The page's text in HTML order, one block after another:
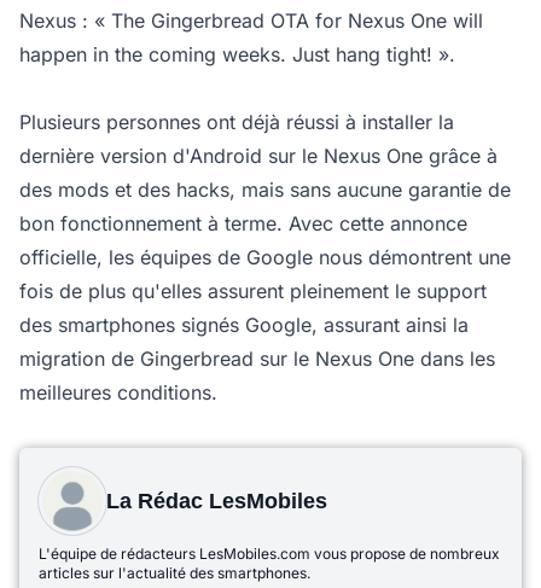
Nexus : « The Gingerbread OTA for Nexus One will
happen in the coming weeks. Just hang tight! ».
Plusieurs personnes ont déjà réussi à installer la
dernière version d'Android sur le Nexus One grâce à
des mods et des hacks, mais sans aucune garantie de
bon fonctionnement à terme. Avec cette annonce
officielle, les équipes de Google nous démontrent une
fois de plus qu'elles assurent pleinement le support
des smartphones signés Google, assurant ainsi la
migration de Gingerbread sur le Nexus One dans les
meilleures conditions.
La Rédac LesMobiles
L'équipe de rédacteurs LesMobiles.com vous propose de nombreux
articles sur l'actualité des smartphones.